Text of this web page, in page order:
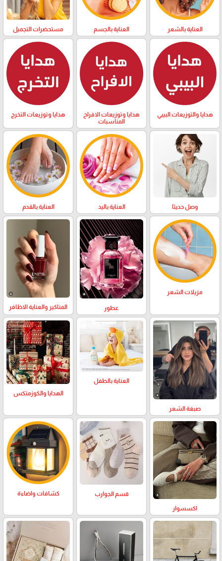
العناية بالشعر العناية بالجسم مستحضرات التجميل
هدايا والتوزيعات البيبي
هدايا وتوزيعات الافراح
المناسبات
هدايا وتوزيعات التخرج
وصل حديثا العناية باليد العناية بالقدم
مزيلات الشعر
عطور المناكير والعناية الاظافر
صبغة الشعر
العناية بالطفل
الهدايا والكوزمتكس
اكسسوار
قسم الجوارب كشافات واضاءة